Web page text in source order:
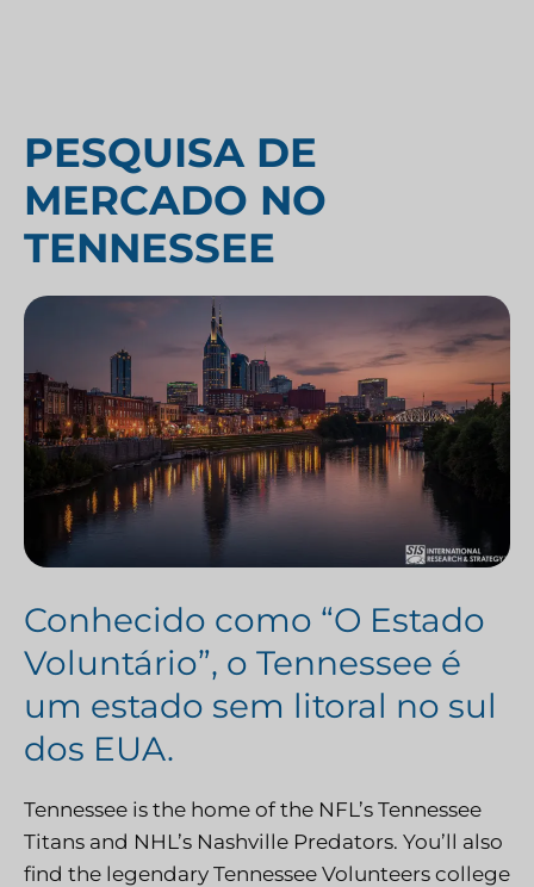
PESQUISA DE
MERCADO NO
TENNESSEE
Conhecido como “O Estado
Voluntário”, o Tennessee é
um estado sem litoral no sul
dos EUA.
Tennessee is the home of the NFL’s Tennessee
Titans and NHL’s Nashville Predators. You’ll also
find the legendary Tennessee Volunteers college